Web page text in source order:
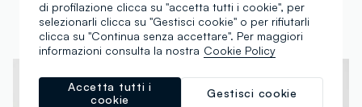
OVS
Leggings da ragazza in cotone elasticizzato nero skinny
€ 5,95-70% € 1,78
OVS
€ 6,95 -70%€ 2,08
di profilazione clicca su "accetta tutti i cookie", per
selezionarli clicca su "Gestisci cookie" o per rifiutarli
clicca su "Continua senza accettare". Per maggiori
informazioni consulta la nostra Cookie Policy
Gestisci cookie
Accetta tutti i
cookie